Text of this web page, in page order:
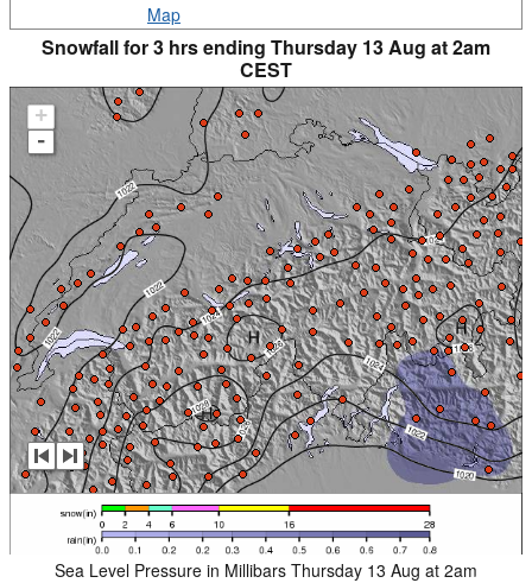
Map
Snowfall for 3 hrs ending Thursday 13 Aug at 2am
CEST
+
-
Sea Level Pressure in Millibars Thursday 13 Aug at 2am